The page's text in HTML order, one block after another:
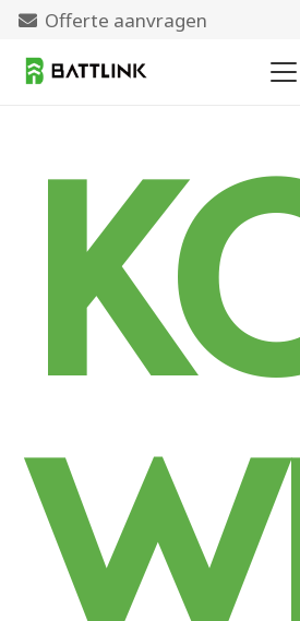
Offerte aanvragen